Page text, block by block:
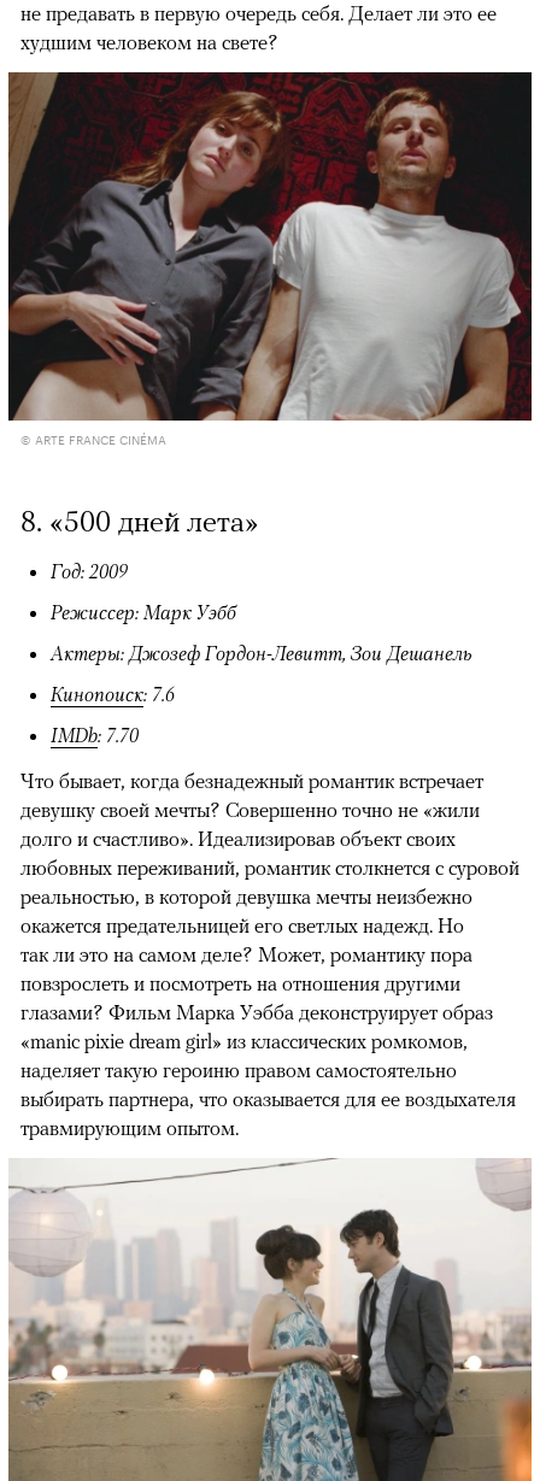
не предавать в первую очередь себя. Делает ли это ее
худшим человеком на свете?
© ARTE FRANCE CINÉMA
8. «500 дней лета»
Год: 2009
Режиссер: Марк Уэбб
Актеры: Джозеф Гордон-Левитт, Зои Дешанель
Кинопоиск: 7.6
IMDb: 7.70
Что бывает, когда безнадежный романтик встречает
девушку своей мечты? Совершенно точно не «жили
долго и счастливо». Идеализировав объект своих
любовных переживаний, романтик столкнется с суровой
реальностью, в которой девушка мечты неизбежно
окажется предательницей его светлых надежд. Но
так ли это на самом деле? Может, романтику пора
повзрослеть и посмотреть на отношения другими
глазами? Фильм Марка Уэбба деконструирует образ
«manic pixie dream girl» из классических ромкомов,
наделяет такую героиню правом самостоятельно
выбирать партнера, что оказывается для ее воздыхателя
травмирующим опытом.